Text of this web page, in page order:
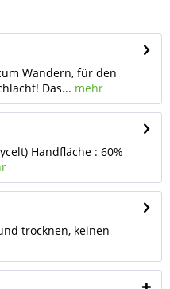
Wandern, für den
Das... mehr
Handfläche : 60%
trocknen, keinen